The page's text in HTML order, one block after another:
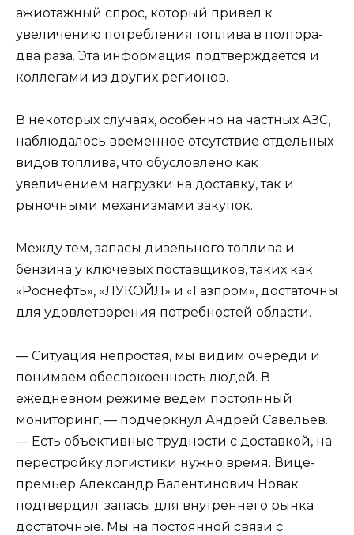
ажиотажный спрос, который привел к
увеличению потребления топлива в полтора-
два раза. Эта информация подтверждается и
коллегами из других регионов.
В некоторых случаях, особенно на частных АЗС,
наблюдалось временное отсутствие отдельных
видов топлива, что обусловлено как
увеличением нагрузки на доставку, так и
рыночными механизмами закупок.
Между тем, запасы дизельного топлива и
бензина у ключевых поставщиков, таких как
«Роснефть», «ЛУКОЙЛ» и «Газпром», достаточны
для удовлетворения потребностей области.
— Ситуация непростая, мы видим очереди и
понимаем обеспокоенность людей. В
ежедневном режиме ведем постоянный
мониторинг, — подчеркнул Андрей Савельев.
— Есть объективные трудности с доставкой, на
перестройку логистики нужно время. Вице-
премьер Александр Валентинович Новак
подтвердил: запасы для внутреннего рынка
достаточные. Мы на постоянной связи с